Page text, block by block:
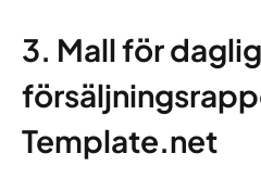
3. Mall för daglig
Template.net